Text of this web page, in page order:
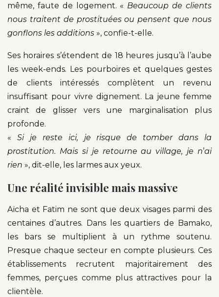
même, faute de logement. « Beaucoup de clients
nous traitent de prostituées ou pensent que nous
gonflons les additions », confie-t-elle.
Ses horaires s’étendent de 18 heures jusqu’à l’aube
les week-ends. Les pourboires et quelques gestes
de clients intéressés complètent un revenu
insuffisant pour vivre dignement. La jeune femme
craint de glisser vers une marginalisation plus
profonde.
« Si je reste ici, je risque de tomber dans la
prostitution. Mais si je retourne au village, je n’ai
rien », dit-elle, les larmes aux yeux.
Une réalité invisible mais massive
Aïcha et Fatim ne sont que deux visages parmi des
centaines d’autres. Dans les quartiers de Bamako,
les bars se multiplient à un rythme soutenu.
Presque chaque secteur en compte plusieurs. Ces
établissements recrutent majoritairement des
femmes, perçues comme plus attractives pour la
clientèle.